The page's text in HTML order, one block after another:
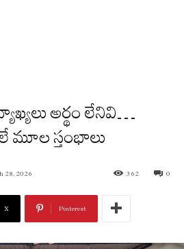
అర్థం లేనివి…
మూల స్తంభాలు
28, 2026 0
362
X Pinterest